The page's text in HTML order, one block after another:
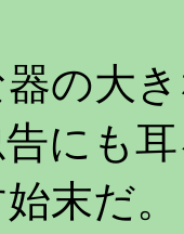
の大
にも
末だ